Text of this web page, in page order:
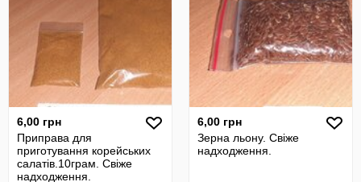
6,00 грн
Приправа для
приготування корейських
салатів.10грам. Свіже
надходження.
6,00 грн
Зерна льону. Свіже
надходження.